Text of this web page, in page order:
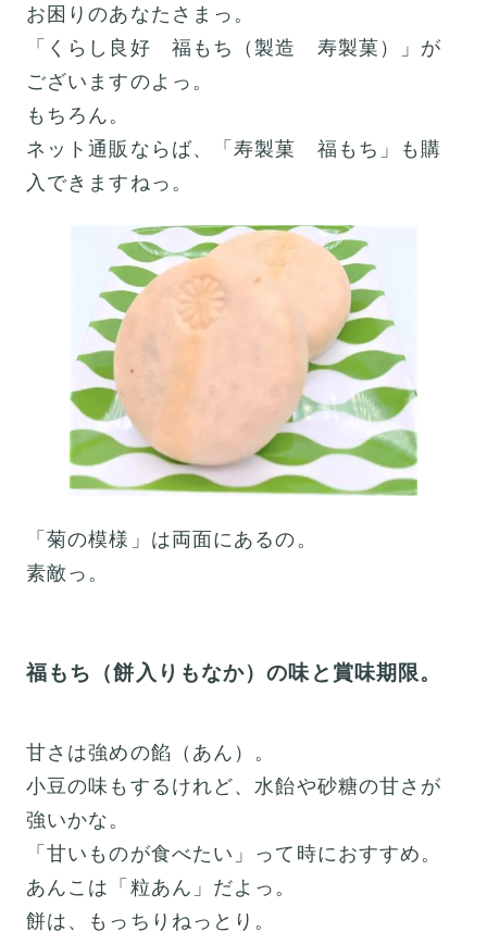
お困りのあなたさまっ。
「くらし良好 福もち（製造 寿製菓）」が
ございますのよっ。
もちろん。
ネット通販ならば、「寿製菓 福もち」も購
入できますねっ。
「菊の模様」は両面にあるの。
素敵っ。
福もち（餅入りもなか）の味と賞味期限。
甘さは強めの餡（あん）。
小豆の味もするけれど、水飴や砂糖の甘さが
強いかな。
「甘いものが食べたい」って時におすすめ。
あんこは「粒あん」だよっ。
餅は、もっちりねっとり。